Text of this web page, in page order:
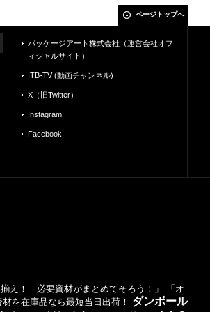
ページトップへ
パッケージアート株式会社（運営会社オフ
ィシャルサイト）
ITB-TV (動画チャンネル)
X（旧Twitter）
Instagram
Facebook
え！ 必要資材がまとめてそろう！」 「オ
を在庫品なら最短当日出荷！ ダンボール